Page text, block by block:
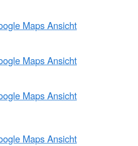
Maps Ansicht
Maps Ansicht
Maps Ansicht
Maps Ansicht